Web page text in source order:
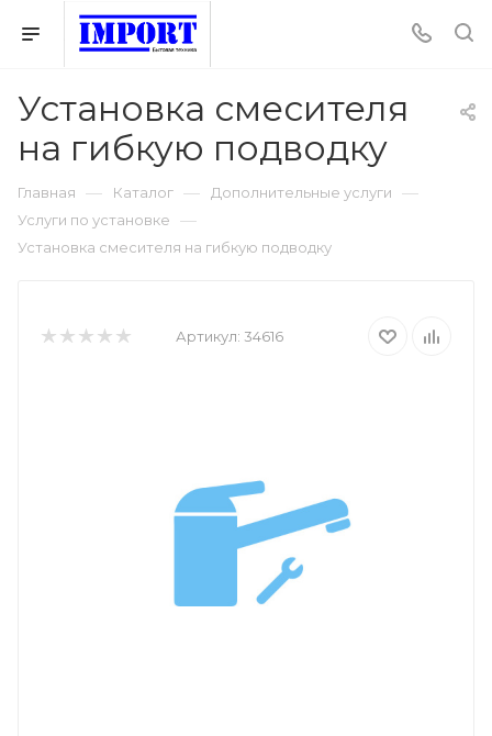
Установка смесителя
на гибкую подводку
Главная — Каталог — Дополнительные услуги —
Услуги по установке —
Установка смесителя на гибкую подводку
Артикул: 34616